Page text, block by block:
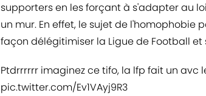
supporters en les forçant à s'adapter au
un mur. En effet, le sujet de
façon délégitimiser la Ligue de Football et
Ptdrrrrrr imaginez ce tifo, la lfp fait un
pic.twitter.com/Ev1VAyj9R3